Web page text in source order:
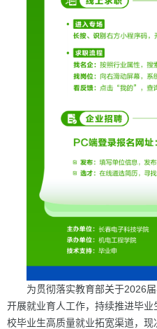
为贯彻落实教育部关于2026
开展就业育人工作，持续推进毕
校毕业生高质量就业拓宽渠道，现